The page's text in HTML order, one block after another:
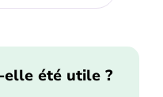
elle été utile ?